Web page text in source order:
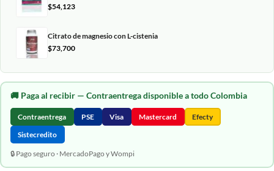
$54,123
Citrato de magnesio con L-cistenia
$73,700
🚚 Paga al recibir— Contraentrega disponible a todo Colombia
Contraentrega PSE Visa Mastercard Efecty
Sistecredito
🔒 Pago seguro · MercadoPago y Wompi